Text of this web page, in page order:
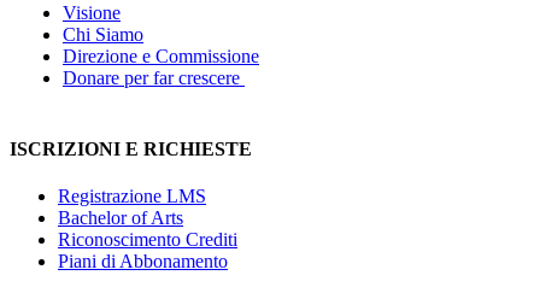
Visione
Chi Siamo
Direzione e Commissione
Donare per far crescere
ISCRIZIONI E RICHIESTE
Registrazione LMS
Bachelor of Arts
Riconoscimento Crediti
Piani di Abbonamento